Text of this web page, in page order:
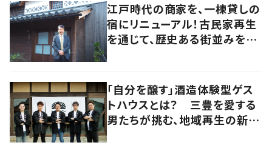
江戸時代の商家を、一棟貸しの
宿にリニューアル！古民家再生
を通じて、歴史ある街並みを守
「自分を醸す」酒造体験型ゲス
トハウスとは？ 三豊を愛する
男たちが挑む、地域再生の新し